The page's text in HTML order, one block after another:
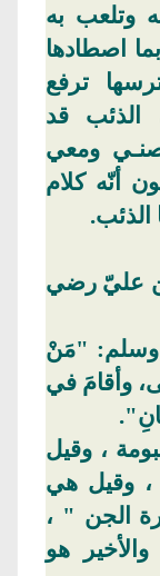
وتلعب به
اصطادها
ترفع
الذئب قد
ومعي
أنّه كلام
الذئب.
عليّ رضي
وسلم: "مَنْ
وأقامَ في
، وقيل
، وقيل هي
الجن " ،
هو